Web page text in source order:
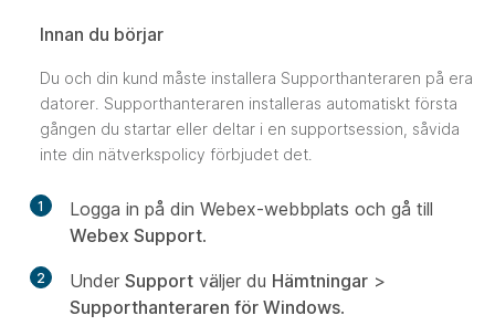
Innan du börjar
Du och din kund måste installera Supporthanteraren på era
datorer. Supporthanteraren installeras automatiskt första
gången du startar eller deltar i en supportsession, såvida
inte din nätverkspolicy förbjudet det.
1
Logga in på din Webex-webbplats och gå till
Webex Support.
2 Under Support väljer du Hämtningar >
Supporthanteraren för Windows.